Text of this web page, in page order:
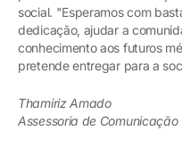
social. "Esperamos com
dedicação, ajudar a
conhecimento aos futuros
pretende entregar para a
Thamiriz Amado
Assessoria de Comunicação